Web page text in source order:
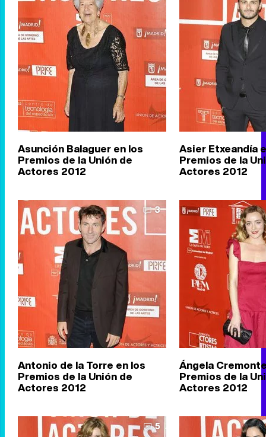
Asunción Balaguer en los
Premios de la Unión de
Actores 2012
Asier Etxeandía
Premios de la
Actores 2012
3
Antonio de la Torre en los
Premios de la Unión de
Actores 2012
Ángela
Premios de la
Actores 2012
5